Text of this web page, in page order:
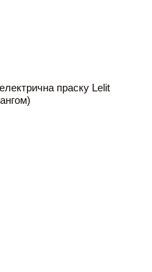
праску Lelit